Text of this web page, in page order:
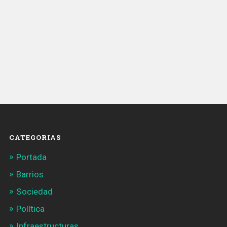
CATEGORIAS
Portada
Barrios
Sociedad
Política